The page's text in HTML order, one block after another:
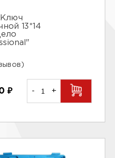
Ключ
13*14
₽ - +